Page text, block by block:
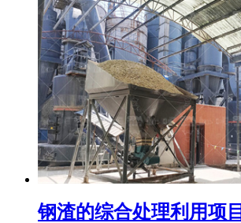
钢渣的综合处理利用项